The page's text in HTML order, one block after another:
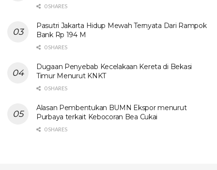
0 SHARES
Pasutri Jakarta Hidup Mewah Ternyata Dari Rampok
Bank Rp 194 M
0 SHARES
Dugaan Penyebab Kecelakaan Kereta di Bekasi
Timur Menurut KNKT
0 SHARES
Alasan Pembentukan BUMN Ekspor menurut
Purbaya terkait Kebocoran Bea Cukai
0 SHARES